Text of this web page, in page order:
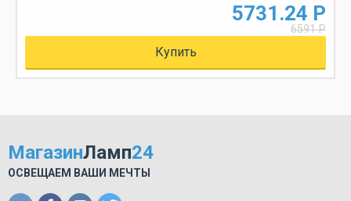
5731.24 Р
6591 Р
Купить
МагазинЛамп24
ОСВЕЩАЕМ ВАШИ МЕЧТЫ